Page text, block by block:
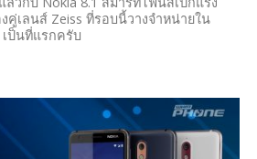
เลนส์ Zeiss ที่รอบนี้วางจำหน่ายใน
ป็นที่แรกครับ